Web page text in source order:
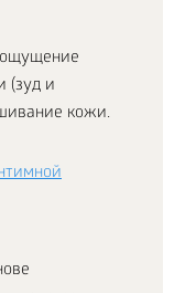
ощущение
(зуд и
кожи.